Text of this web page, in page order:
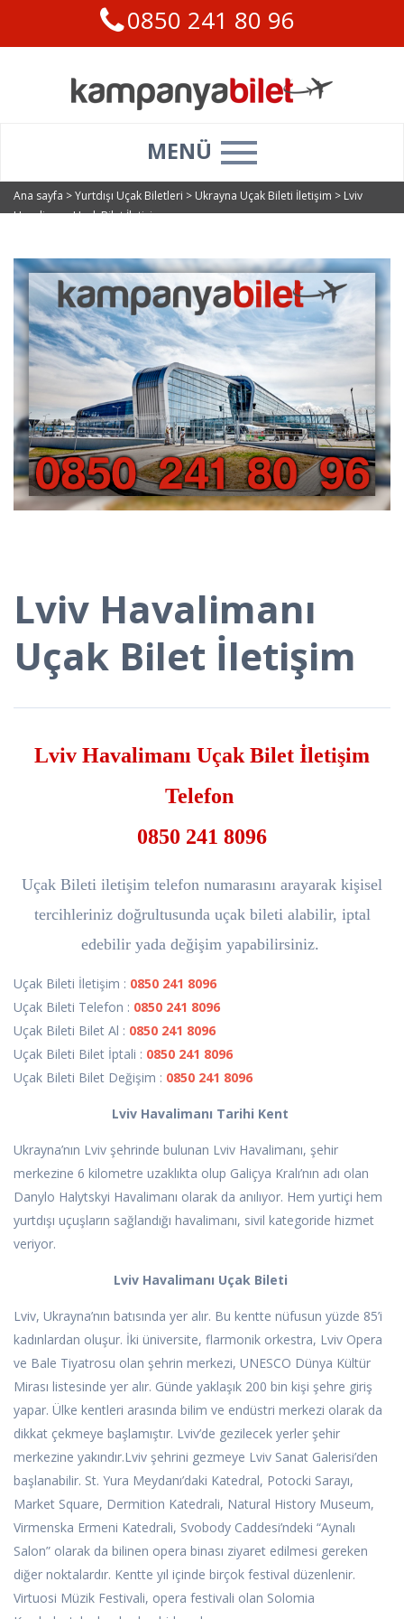
0850 241 80 96
MENÜ
Ana sayfa >Yurtdışı Uçak Biletleri > Ukrayna Uçak Bileti İletişim > Lviv
Havalimanı Uçak Bilet İletişim
Lviv Havalimanı
Uçak Bilet İletişim
Lviv Havalimanı Uçak Bilet İletişim
Telefon
0850 241 8096
Uçak Bileti iletişim telefon numarasını arayarak kişisel
tercihleriniz doğrultusunda uçak bileti alabilir, iptal
edebilir yada değişim yapabilirsiniz.
Uçak Bileti İletişim : 0850 241 8096
Uçak Bileti Telefon : 0850 241 8096
Uçak Bileti Bilet Al : 0850 241 8096
Uçak Bileti Bilet İptali : 0850 241 8096
Uçak Bileti Bilet Değişim : 0850 241 8096
Lviv Havalimanı Tarihi Kent
Ukrayna’nın Lviv şehrinde bulunan Lviv Havalimanı, şehir
merkezine 6 kilometre uzaklıkta olup Galiçya Kralı’nın adı olan
Danylo Halytskyi Havalimanı olarak da anılıyor. Hem yurtiçi hem
yurtdışı uçuşların sağlandığı havalimanı, sivil kategoride hizmet
veriyor.
Lviv Havalimanı Uçak Bileti
Lviv, Ukrayna’nın batısında yer alır. Bu kentte nüfusun yüzde 85’i
kadınlardan oluşur. İki üniversite, flarmonik orkestra, Lviv Opera
ve Bale Tiyatrosu olan şehrin merkezi, UNESCO Dünya Kültür
Mirası listesinde yer alır. Günde yaklaşık 200 bin kişi şehre giriş
yapar. Ülke kentleri arasında bilim ve endüstri merkezi olarak da
dikkat çekmeye başlamıştır. Lviv’de gezilecek yerler şehir
merkezine yakındır.Lviv şehrini gezmeye Lviv Sanat Galerisi’den
başlanabilir. St. Yura Meydanı’daki Katedral, Potocki Sarayı,
Market Square, Dermition Katedrali, Natural History Museum,
Virmenska Ermeni Katedrali, Svobody Caddesi’ndeki “Aynalı
Salon” olarak da bilinen opera binası ziyaret edilmesi gereken
diğer noktalardır. Kentte yıl içinde birçok festival düzenlenir.
Virtuosi Müzik Festivali, opera festivali olan Solomia